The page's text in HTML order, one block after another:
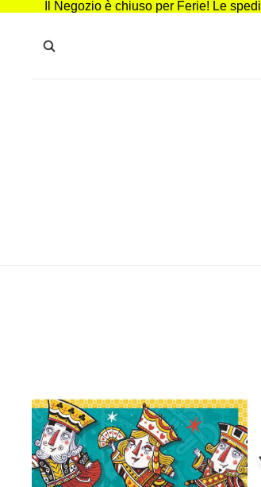
Il Negozio è chiuso per Ferie! Le